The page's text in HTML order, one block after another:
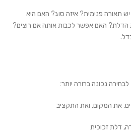
תאורה פנימית? איזה סוג? האם היא
האם אפשר לכבות אותה אם רוצים?
נכונה ברורה יותר:
את המקום, ואת התקציב
דלת זכוכית